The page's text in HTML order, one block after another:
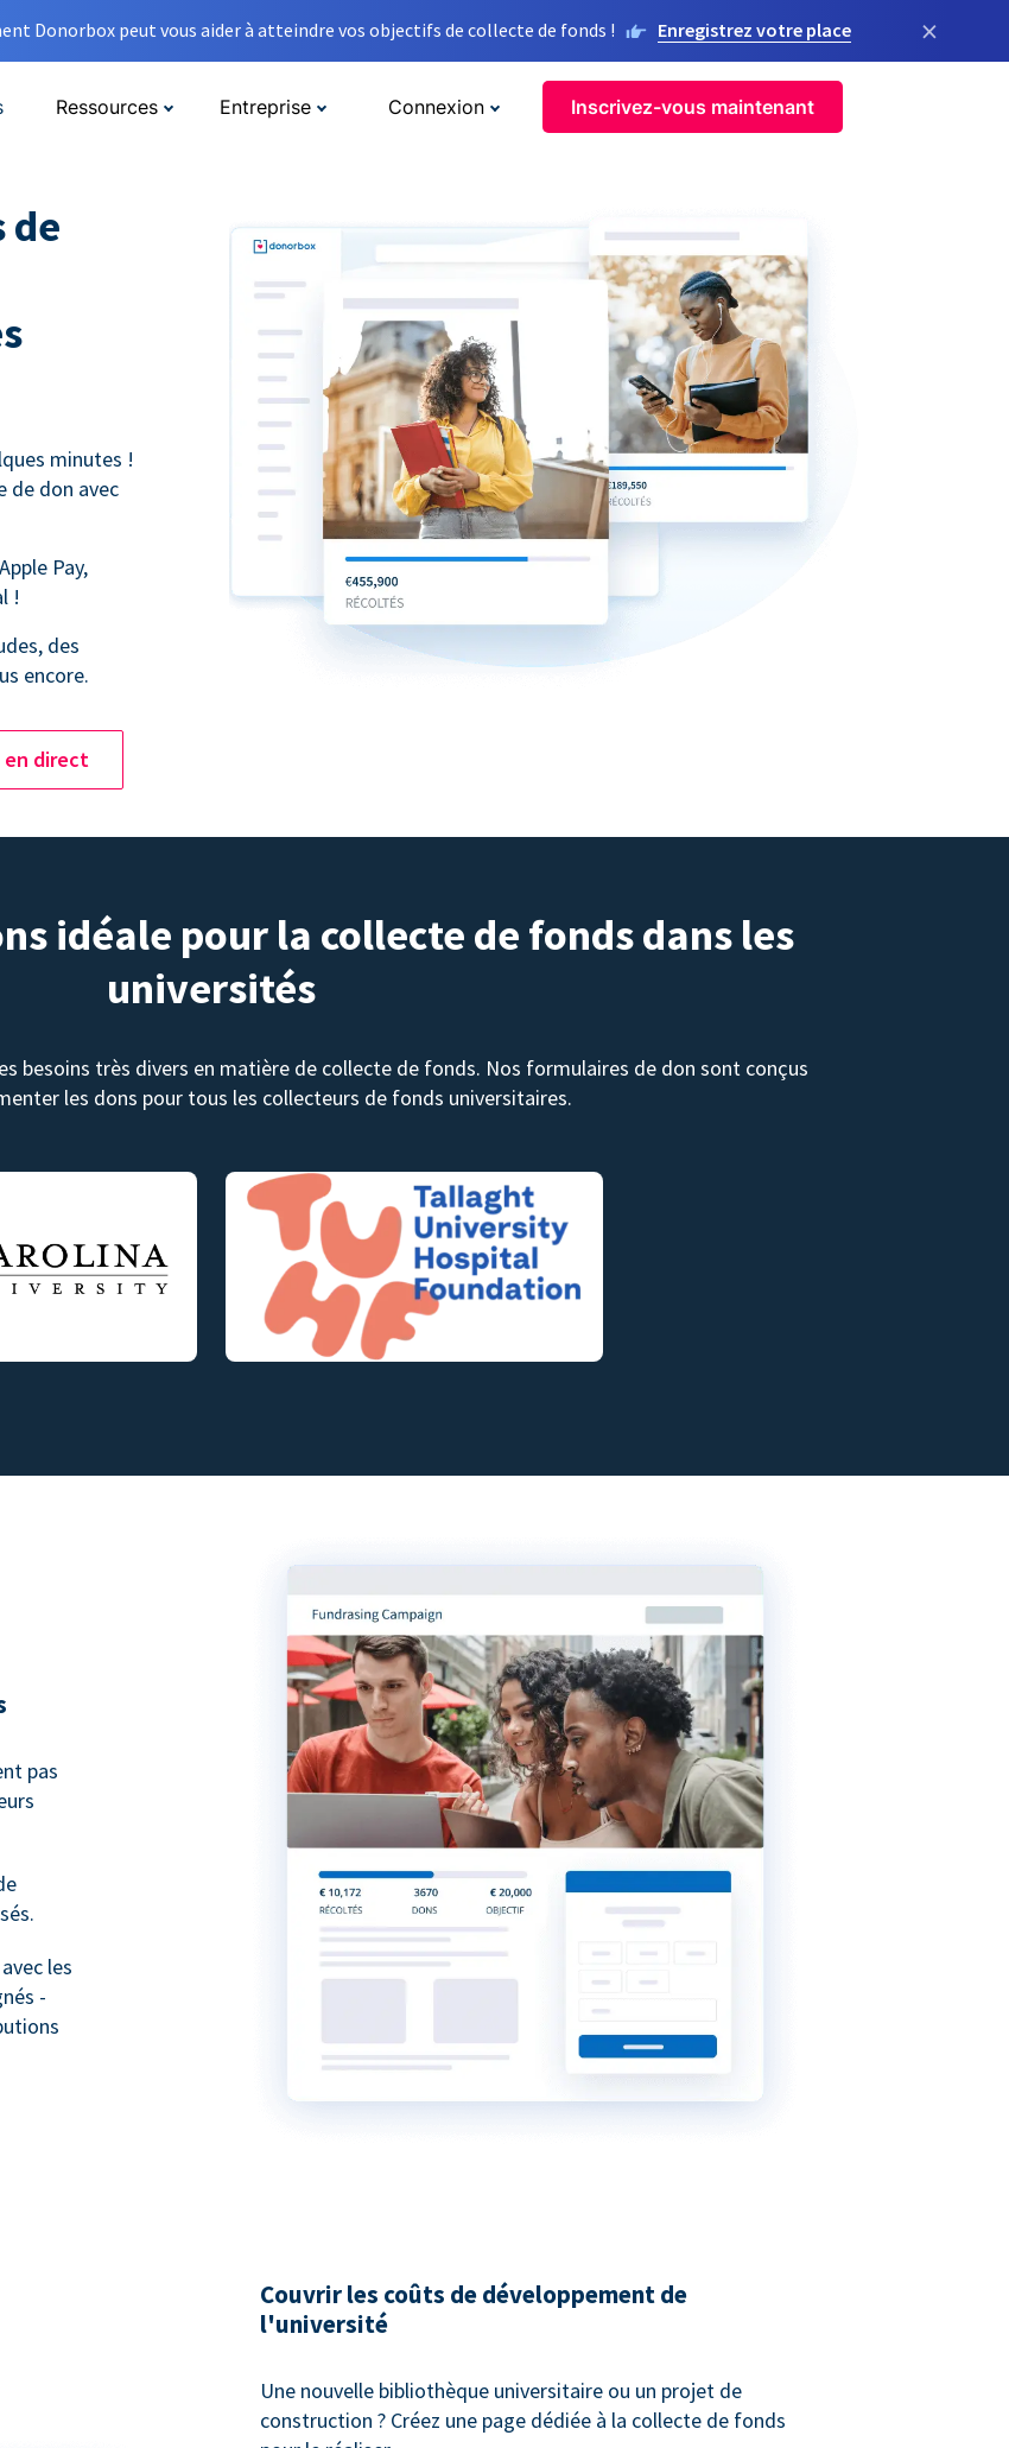
Donorbox peut vous aider à atteindre vos objectifs de collecte de fonds ! Enregistrez votre place ×
Ressources Entreprise Connexion Inscrivez-vous maintenant
de
minutes !
de don avec
Pay,
!
des
encore.
en direct
idéale pour la collecte de fonds dans les
universités
besoins très divers en matière de collecte de fonds. Nos formulaires de don sont conçus
les dons pour tous les collecteurs de fonds universitaires.
pas
les
-
Couvrir les coûts de développement de
l'université
Une nouvelle bibliothèque universitaire ou un projet de
construction ? Créez une page dédiée à la collecte de fonds